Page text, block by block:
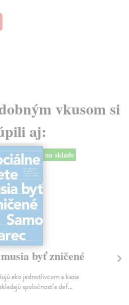
vkusom si
aj:
na sklade
byť zničené
ako jednotlivcom a kazia
spoločnosť a def...